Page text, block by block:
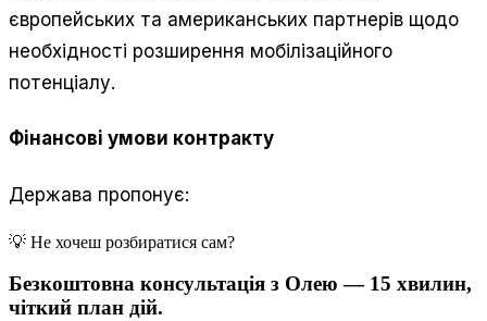
європейських та американських партнерів щодо
необхідності розширення мобілізаційного
потенціалу.
Фінансові умови контракту
Держава пропонує:
💡 Не хочеш розбиратися сам?
Безкоштовна консультація з Олею — 15 хвилин,
чіткий план дій.